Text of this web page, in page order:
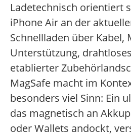
Ladetechnisch orientiert
iPhone Air an der
Schnellladen über Kabel,
Unterstützung,
etablierter
MagSafe macht im
besonders viel Sinn: Ein
das magnetisch an
oder Wallets andockt,